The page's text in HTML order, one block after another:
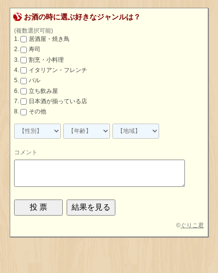
お酒の時に選ぶ好きなジャンルは？
(複数選択可能)
居酒屋・焼き鳥
寿司
割烹・小料理
イタリアン・フレンチ
バル
立ち飲み屋
日本酒が揃っている店
その他
コメント
© ぐりこ君